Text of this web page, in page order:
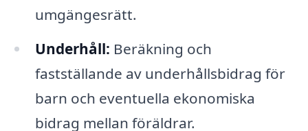
umgängesrätt.
Underhåll: Beräkning och
fastställande av underhållsbidrag för
barn och eventuella ekonomiska
bidrag mellan föräldrar.